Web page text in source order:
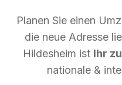
Planen Sie einen
die neue Adresse
Hildesheim ist Ihr
nationale &